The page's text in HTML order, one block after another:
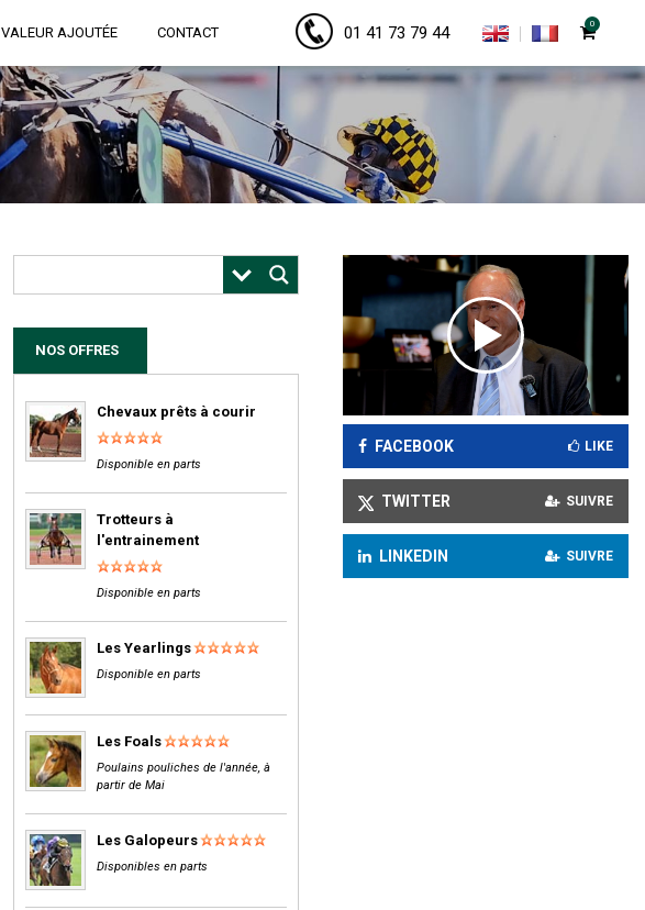
VALEUR AJOUTÉE CONTACT 01 41 73 79 44 0
NOS OFFRES
Chevaux prêts à courir
Disponible en parts
Trotteurs à
l'entrainement
Disponible en parts
Les Yearlings
Disponible en parts
Les Foals
Poulains pouliches de l'année, à
partir de Mai
Les Galopeurs
Disponibles en parts
FACEBOOK LIKE
TWITTER SUIVRE
LINKEDIN SUIVRE